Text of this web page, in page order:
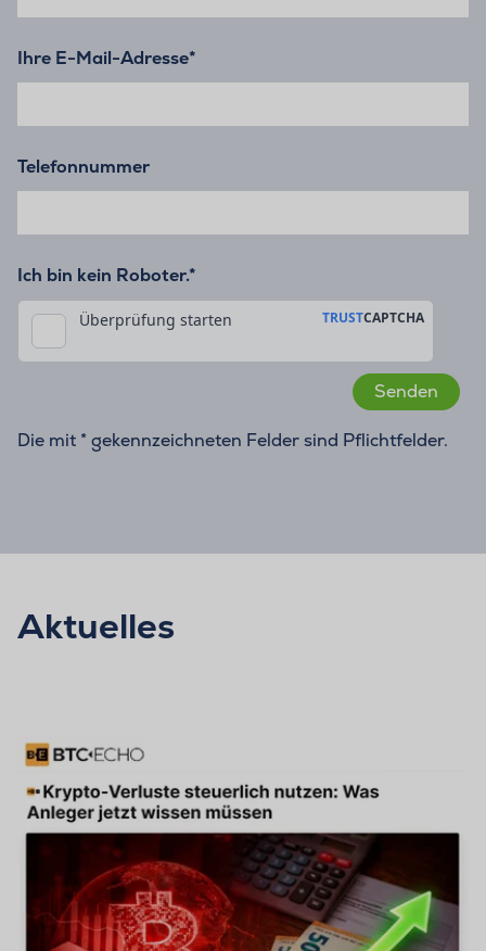
Ihre E-Mail-Adresse*
Telefonnummer
Ich bin kein Roboter.*
Die mit * gekennzeichneten Felder sind Pflichtfelder.
Aktuelles